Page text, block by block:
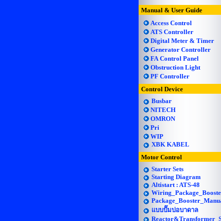
Manual & User Guide
Access Control
ATS Controller
Digital Meter & Timer
Generator Controller
FA Control Panel
Obstruction Light
PF Controller
Control Device
Busbar
NITECH
OMRON
Pri
WIP
XBK KABEL
Motor Control
Starter Sets
Starting Diagram
Altistart : ATS-48
แบบปั๊มบ่อบาดาล